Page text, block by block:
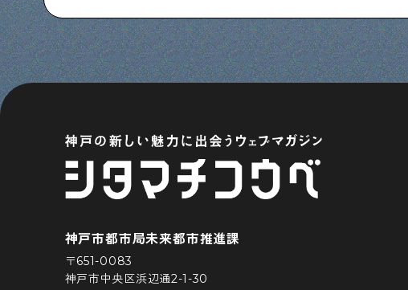
神戸市都市局未来都市推進課
〒651-0083
神戸市中央区浜辺通2-1-30